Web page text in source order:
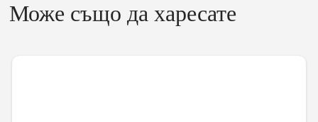
Може също да харесате